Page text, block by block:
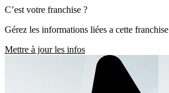
C’est votre franchise ?
Gérez les informations liées a cette franchise
Mettre à jour les infos